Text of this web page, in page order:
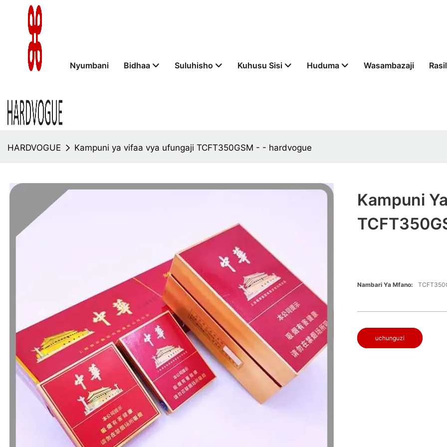
Nyumbani Bidhaa Suluhisho Kuhusu Sisi Huduma Wasambazaji
HARDVOGUE Kampuni ya vifaa vya ufungaji TCFT350GSM - - hardvogue
Kampuni
Nambari Ya Mfano:
uchunguzi